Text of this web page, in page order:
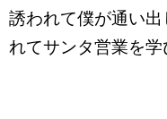
誘われて僕が通い
れてサンタ営業を学